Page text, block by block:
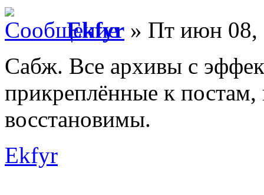
Ekfyr » Пт июн 08,
Сабж. Все архивы с
прикреплённые к
восстановимы.
Ekfyr